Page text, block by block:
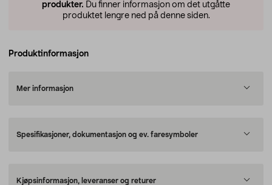
produkter. Du finner informasjon om det utgåtte
produktet lengre ned på denne siden.
Produktinformasjon
Mer informasjon
Spesifikasjoner, dokumentasjon og ev. faresymboler
Kjøpsinformasjon, leveranser og returer